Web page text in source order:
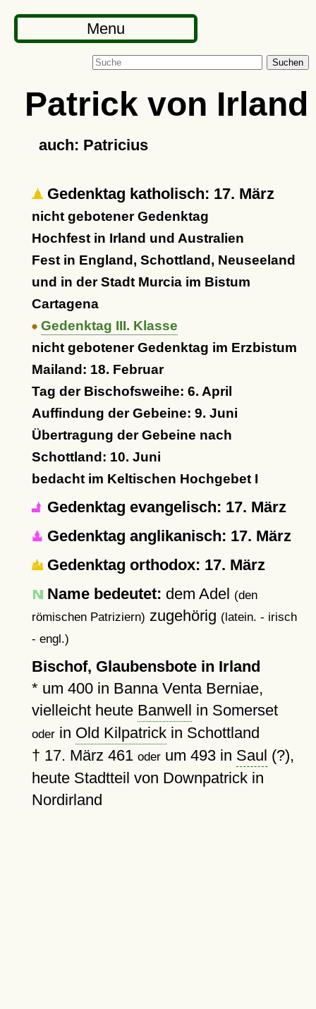
Menu
Suchen
Patrick von Irland
auch: Patricius
Gedenktag katholisch: 17. März
nicht gebotener Gedenktag
Hochfest in Irland und Australien
Fest in England, Schottland, Neuseeland
und in der Stadt Murcia im Bistum
Cartagena
Gedenktag III. Klasse
nicht gebotener Gedenktag im Erzbistum
Mailand: 18. Februar
Tag der Bischofsweihe: 6. April
Auffindung der Gebeine: 9. Juni
Übertragung der Gebeine nach
Schottland: 10. Juni
bedacht im Keltischen Hochgebet I
Gedenktag evangelisch: 17. März
Gedenktag anglikanisch: 17. März
Gedenktag orthodox: 17. März
Name bedeutet: dem Adel (den
römischen Patriziern) zugehörig (latein. - irisch
- engl.)
Bischof, Glaubensbote in Irland
* um 400in Banna Venta Berniae,
vielleicht heute Banwell in Somerset
oderin Old Kilpatrickin Schottland
† 17. März 461 oder um 493in Saul (?),
heute Stadtteil von Downpatrick in
Nordirland